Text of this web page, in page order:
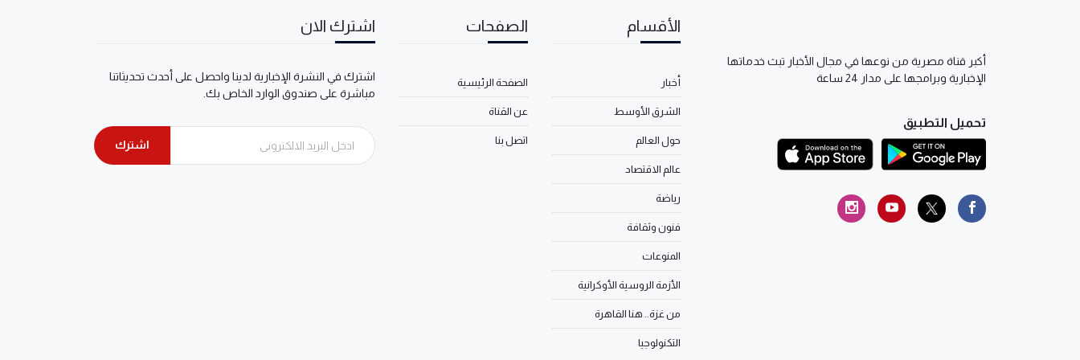
أكبر قناة مصرية من نوعها في مجال الأخبار تبث خدماتها
الإخبارية وبرامجها على مدار 24 ساعة
تحميل التطبيق
الأقسام
أخبار
الشرق الأوسط
حول العالم
عالم الاقتصاد
رياضة
فنون وثقافة
المنوعات
الأزمة الروسية الأوكرانية
من غزة.. هنا القاهرة
التكنولوجيا
الصفحات
الصفحة الرئيسية
عن القناة
اتصل بنا
اشترك الان
اشترك في النشرة الإخبارية لدينا واحصل على أحدث تحديثاتنا
مباشرة على صندوق الوارد الخاص بك.
اشترك